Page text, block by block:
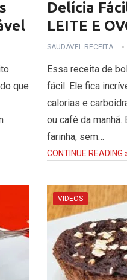
que
Delícia
LEITE E
SAUDÁVEL RECEITA
Essa receita de
fácil. Ele fica
calorias e
ou café da
farinha, sem…
CONTINUE READING
VIDEOS